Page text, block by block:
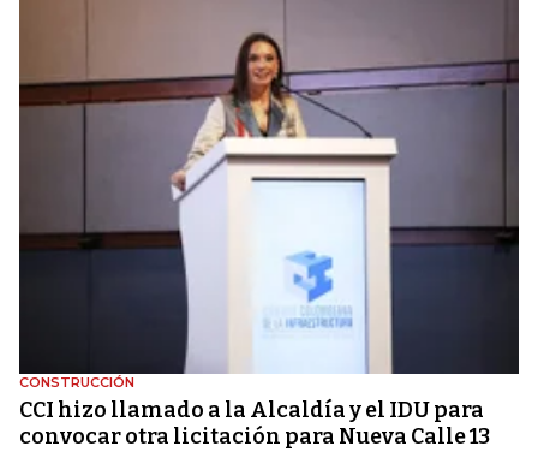
CONSTRUCCIÓN
CCI hizo llamado a la Alcaldía y el IDU para
convocar otra licitación para Nueva Calle 13